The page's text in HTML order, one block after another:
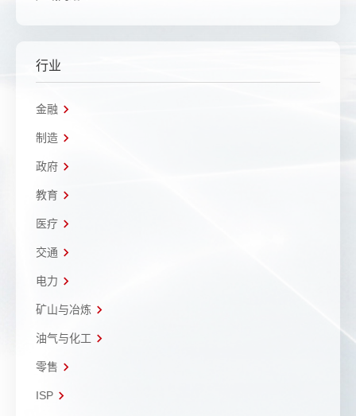
行业
金融
制造
政府
教育
医疗
交通
电力
矿山与冶炼
油气与化工
零售
ISP